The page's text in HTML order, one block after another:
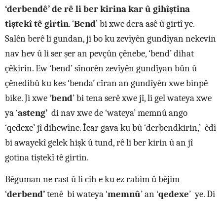
‘derbendê’ de rê li ber kirina kar û gihîştina
tiştekî tê girtin. ‘Bend’ bi xwe dera asê û girtî ye.
Salên berê li gundan, ji bo ku zevîyên gundîyan nekevin
nav hev û li ser şer an pevçûn çênebe, ‘bend’ dihat
çêkirin. Ew ‘bend’ sînorên zevîyên gundîyan bûn û
çênedibû ku kes ‘benda’ cîran an gundîyên xwe binpê
bike. Ji xwe ‘bend’ bi tena serê xwe jî, li gel wateya xwe
ya ‘asteng’ di nav xwe de ‘wateya’ memnû ango
‘qedexe’ jî dihewîne. Îcar gava ku bû ‘derbendkirin,’ êdî
bi awayekî gelek hişk û tund, rê li ber kirin û an jî
gotina tiştekî tê girtin.
Bêguman ne rast û li cih e ku ez rabim û bêjim
‘derbend’tenê bi wateya ‘memnû’ an ‘qedexe’ ye. Di